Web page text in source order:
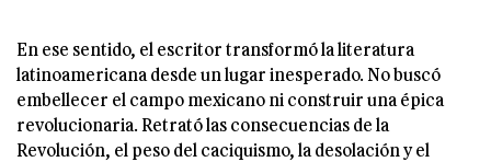
En ese sentido, el escritor transformó la literatura
latinoamericana desde un lugar inesperado. No buscó
embellecer el campo mexicano ni construir una épica
revolucionaria. Retrató las consecuencias de la
Revolución, el peso del caciquismo, la desolación y el